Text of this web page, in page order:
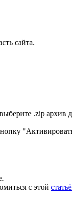
сайта.
.zip
с этой